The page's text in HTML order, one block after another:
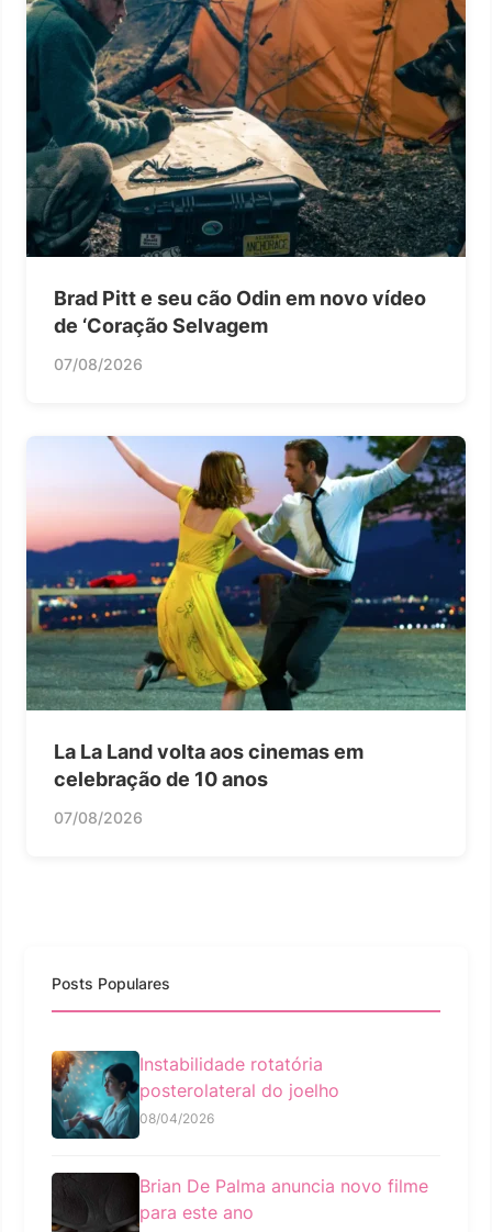
Brad Pitt e seu cão Odin em novo vídeo
de ‘Coração Selvagem
07/08/2026
La La Land volta aos cinemas em
celebração de 10 anos
07/08/2026
Posts Populares
Instabilidade rotatória
posterolateral do joelho
08/04/2026
Brian De Palma anuncia novo filme
para este ano